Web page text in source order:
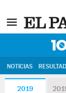
NOTICIAS
2019